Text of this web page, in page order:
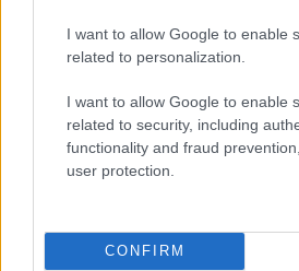
I want to allow Google to enable
related to personalization.
I want to allow Google to enable
related to security, including
functionality and fraud
user protection.
CONFIRM